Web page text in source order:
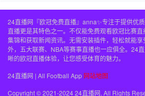
24直播网『欧冠免费直播』anna✨专注于提供优
直播更是其特色之一。不仅能免费观看欧冠比赛
集锦和获取新闻资讯。无需安装插件，轻松就能
外，五大联赛、NBA等赛事直播也一应俱全。24
晰的欧冠直播体验，让您感受体育的魅力。
24直播网 | All Football App 网站地图
Copyright © 2021-2024 24直播网. All Rights